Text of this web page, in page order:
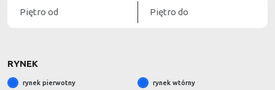
RYNEK
rynek pierwotny rynek wtórny